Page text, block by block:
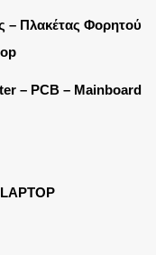
– Πλακέτας Φορητού
– PCB – Mainboard